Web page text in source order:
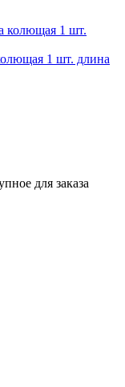
1 шт. длина
для заказа